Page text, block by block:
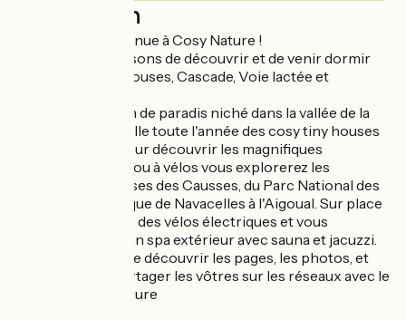
Description
Bonjour et bienvenue à Cosy Nature !
Nous vous proposons de découvrir et de venir dormir
dans 3 cosy tiny houses, Cascade, Voie lactée et
Dans un petit coin de paradis niché dans la vallée de la
Vis, je vous accueille toute l'année des cosy tiny houses
et cosy chalets pour découvrir les magnifiques
Cévennes. A pied ou à vélos vous explorerez les
paysages grandioses des Causses, du Parc National des
Cévennes, du Cirque de Navacelles à l'Aigoual. Sur place
vous pouvez louer des vélos électriques et vous
ressourcer dans un spa extérieur avec sauna et jacuzzi.
Prenez le temps de découvrir les pages, les photos, et
n'hésitez pas à partager les vôtres sur les réseaux avec le
hashtag #cosynature